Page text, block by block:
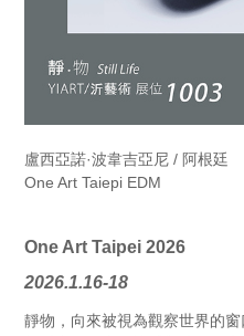
盧西亞諾·波韋吉亞尼 / 阿根廷
One Art Taiepi EDM
One Art Taipei 2026
2026.1.16-18
靜物，向來被視為觀察世界的